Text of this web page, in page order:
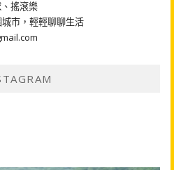
搖滾樂
市，輕輕聊聊生活